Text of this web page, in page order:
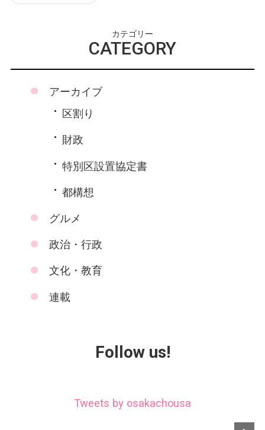
カテゴリー
CATEGORY
アーカイブ
区割り
財政
特別区設置協定書
都構想
グルメ
政治・行政
文化・教育
連載
Follow us!
Tweets by osakachousa